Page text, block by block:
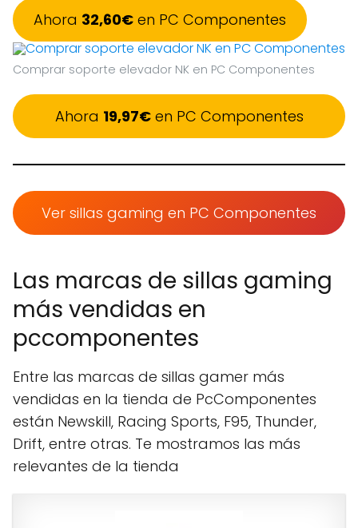
Ahora 32,60€en PC Componentes
Comprar soporte elevador NK en PC Componentes
Ahora 19,97€en PC Componentes
Ver sillas gaming en PC Componentes
Las marcas de sillas gaming
más vendidas en
pccomponentes
Entre las marcas de sillas gamer más
vendidas en la tienda de PcComponentes
están Newskill, Racing Sports, F95, Thunder,
Drift, entre otras. Te mostramos las más
relevantes de la tienda